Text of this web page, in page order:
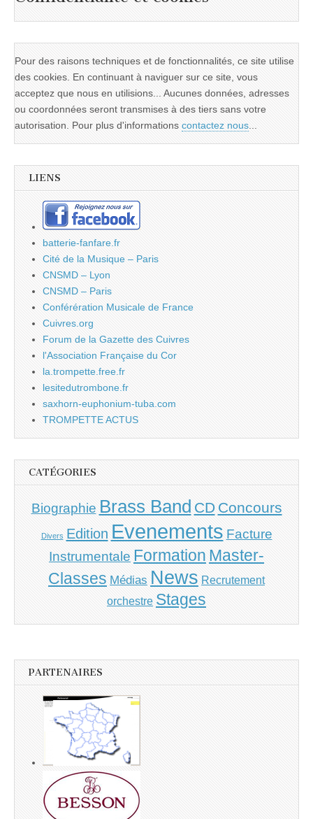
Pour des raisons techniques et de fonctionnalités, ce site utilise
des cookies. En continuant à naviguer sur ce site, vous
acceptez que nous en utilisions... Aucunes données, adresses
ou coordonnées seront transmises à des tiers sans votre
autorisation. Pour plus d'informations contactez nous...
LIENS
batterie-fanfare.fr
Cité de la Musique – Paris
CNSMD – Lyon
CNSMD – Paris
Conférération Musicale de France
Cuivres.org
Forum de la Gazette des Cuivres
l'Association Française du Cor
la.trompette.free.fr
lesitedutrombone.fr
saxhorn-euphonium-tuba.com
TROMPETTE ACTUS
CATÉGORIES
Biographie Brass Band CD Concours
Divers Edition Evenements Facture
Instrumentale Formation Master-
Classes Médias News Recrutement
orchestre Stages
PARTENAIRES